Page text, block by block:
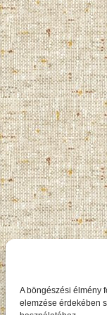
A böngészési élmény
elemzése érdekében